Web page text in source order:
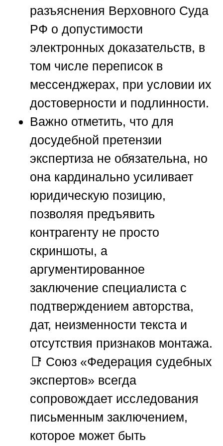
разъяснения Верховного Суда
РФ о допустимости
электронных доказательств, в
том числе переписок в
мессенджерах, при условии их
достоверности и подлинности.
Важно отметить, что для
досудебной претензии
экспертиза не обязательна, но
она кардинально усиливает
юридическую позицию,
позволяя предъявить
контрагенту не просто
скриншоты, а
аргументированное
заключение специалиста с
подтверждением авторства,
дат, неизменности текста и
отсутствия признаков монтажа.
📑 Союз «Федерация судебных
экспертов» всегда
сопровождает исследования
письменным заключением,
которое может быть